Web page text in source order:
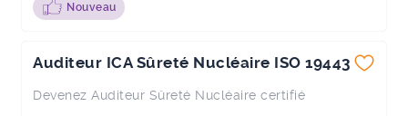
Nouveau
Auditeur ICA Sûreté Nucléaire ISO 19443
Devenez Auditeur Sûreté Nucléaire certifié